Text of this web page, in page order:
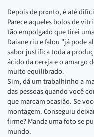
Depois de pronto, é até
Parece aqueles bolos de
tão empolgado que tirei
Daiane riu e falou "já pode
sabor justifica toda a
ácido da cereja e o amargo
muito equilibrado.
Sim, dá um trabalhinho a
das pessoas quando você
que marcam ocasião. Se
montagem. Conseguiu
firme? Manda uma foto se
mundo.